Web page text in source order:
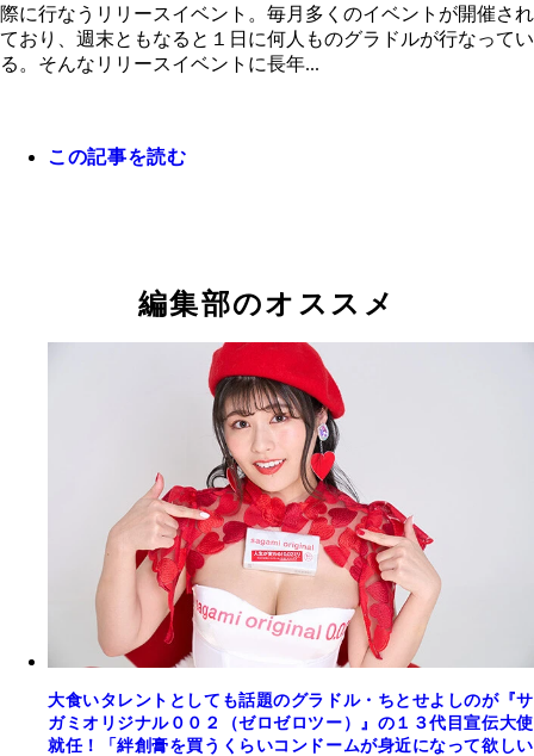
際に行なうリリースイベント。毎月多くのイベントが開催され
ており、週末ともなると１日に何人ものグラドルが行なってい
る。そんなリリースイベントに長年...
この記事を読む
編集部のオススメ
大食いタレントとしても話題のグラドル・ちとせよしのが『サ
ガミオリジナル００２（ゼロゼロツー）』の１３代目宣伝大使
就任！「絆創膏を買うくらいコンドームが身近になって欲しい